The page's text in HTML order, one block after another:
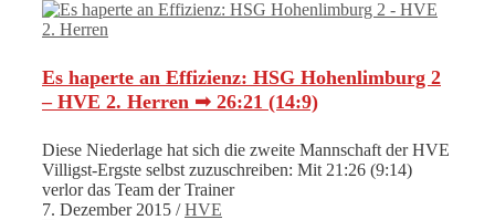
Es haperte an Effizienz: HSG Hohenlimburg 2
– HVE 2. Herren ➟ 26:21 (14:9)
Diese Niederlage hat sich die zweite Mannschaft der HVE
Villigst-Ergste selbst zuzuschreiben: Mit 21:26 (9:14)
verlor das Team der Trainer
7. Dezember 2015 /HVE